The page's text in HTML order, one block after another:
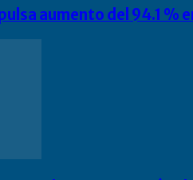
aumento del 94.1 %